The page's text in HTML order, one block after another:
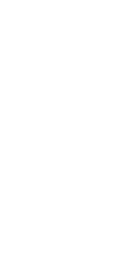
タンドや整備工場の既存イ